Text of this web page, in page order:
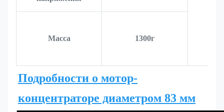
Масса 1300г
Подробности о мотор-
концентраторе диаметром 83 мм